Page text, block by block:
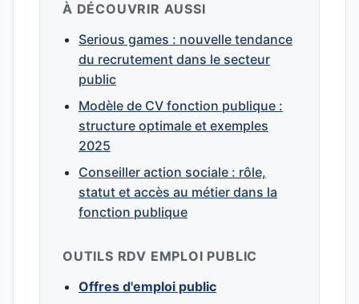
À DÉCOUVRIR AUSSI
Serious games : nouvelle tendance
du recrutement dans le secteur
public
Modèle de CV fonction publique :
structure optimale et exemples
2025
Conseiller action sociale : rôle,
statut et accès au métier dans la
fonction publique
OUTILS RDV EMPLOI PUBLIC
Offres d'emploi public